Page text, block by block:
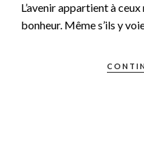
L’avenir appartient à
bonheur. Même s’ils y